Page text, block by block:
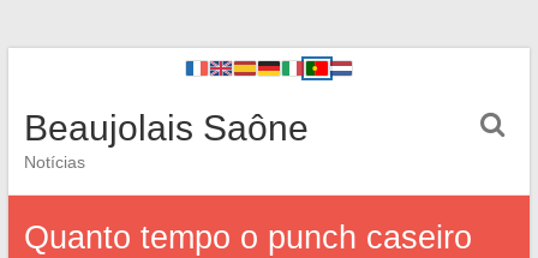
Beaujolais Saône
Notícias
Quanto tempo o punch caseiro